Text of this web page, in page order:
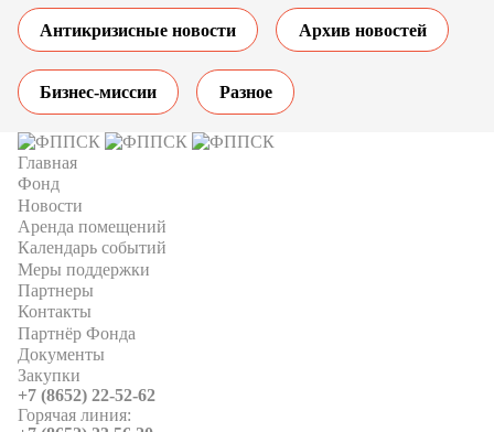
Антикризисные новости Архив новостей
Бизнес-миссии Разное
Главная
Фонд
Новости
Аренда помещений
Календарь событий
Меры поддержки
Партнеры
Контакты
Партнёр Фонда
Документы
Закупки
+7 (8652) 22-52-62
Горячая линия: